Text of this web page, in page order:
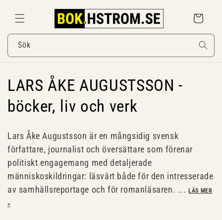
innehåll
Varukorg
Sök
P
r
d
u
k
t
LARS ÅKE AUGUSTSSON -
böcker, liv och verk
Lars Åke Augustsson är en mångsidig svensk
författare, journalist och översättare som förenar
politiskt engagemang med detaljerade
människoskildringar: läsvärt både för den intresserade
av samhällsreportage och för romanläsaren. ...LÄS MER
>